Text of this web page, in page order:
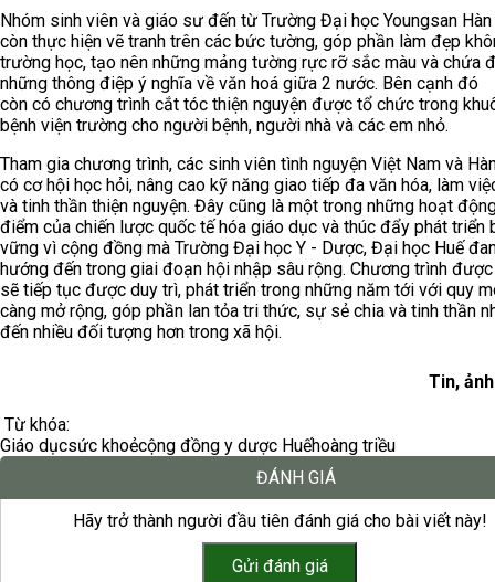
Nhóm sinh viên và giáo sư đến từ Trường Đại học Youngsan Hàn
còn thực hiện vẽ tranh trên các bức tường, góp phần làm đẹp
trường học, tạo nên những mảng tường rực rỡ sắc màu và chứa
những thông điệp ý nghĩa về văn hoá giữa 2 nước. Bên cạnh đó
còn có chương trình cắt tóc thiện nguyện được tổ chức trong
bệnh viện trường cho người bệnh, người nhà và các em nhỏ.
Tham gia chương trình, các sinh viên tình nguyện Việt Nam và
có cơ hội học hỏi, nâng cao kỹ năng giao tiếp đa văn hóa, làm
và tinh thần thiện nguyện. Đây cũng là một trong những hoạt
điểm của chiến lược quốc tế hóa giáo dục và thúc đẩy phát triển
vững vì cộng đồng mà Trường Đại học Y - Dược, Đại học Huế
hướng đến trong giai đoạn hội nhập sâu rộng. Chương trình
sẽ tiếp tục được duy trì, phát triển trong những năm tới với quy
càng mở rộng, góp phần lan tỏa tri thức, sự sẻ chia và tinh thần
đến nhiều đối tượng hơn trong xã hội.
Tin,
Từ khóa:
Giáo dụcsức khoẻcộng đồng y dược Huếhoàng triều
ĐÁNH GIÁ
Hãy trở thành người đầu tiên đánh giá cho bài viết này!